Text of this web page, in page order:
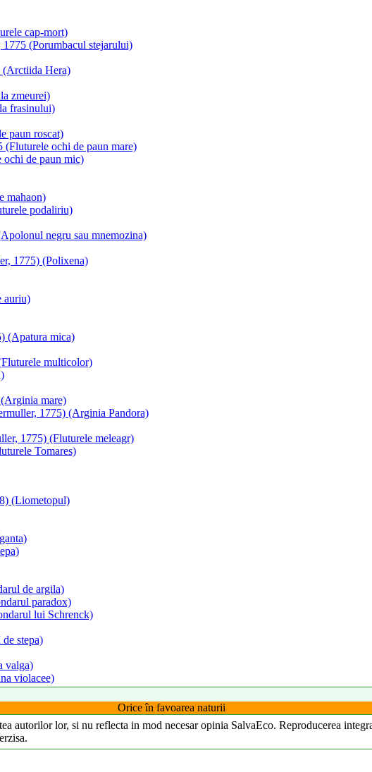
cap-mort)
(Porumbacul stejarului)
(Arctiida Hera)
zmeurei)
frasinului)
paun roscat)
ochi de paun mare)
de paun mic)
mahaon)
podaliriu)
negru sau mnemozina)
1775) (Polixena)
auriu)
(Apatura mica)
multicolor)
mare)
1775) (Arginia Pandora)
1775) (Fluturele meleagr)
Tomares)
(Liometopul)
de argila)
paradox)
lui Schrenck)
stepa)
valga)
violacee)
Orice în favoarea naturii
autorilor lor, si nu reflecta in mod necesar opinia SalvaEco. Reproducerea